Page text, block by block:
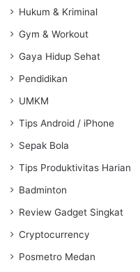
Hukum & Kriminal
Gym & Workout
Gaya Hidup Sehat
Pendidikan
UMKM
Tips Android / iPhone
Sepak Bola
Tips Produktivitas Harian
Badminton
Review Gadget Singkat
Cryptocurrency
Posmetro Medan